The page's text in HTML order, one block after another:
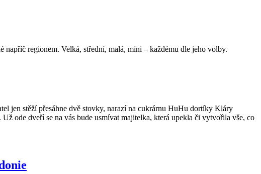
regionem. Velká, střední, malá, mini – každému dle jeho volby.
jen stěží přesáhne dvě stovky, narazí na cukrárnu HuHu dortíky Kláry
ode dveří se na vás bude usmívat majitelka, která upekla či vytvořila vše, co